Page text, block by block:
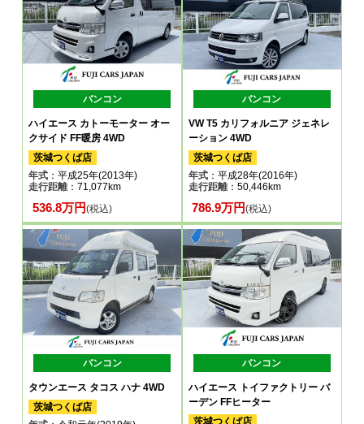
バンコン
ハイエース カトーモーター オー
クサイド FF暖房 4WD
茨城つくば店
年式 ：平成25年(2013年)
走行距離：71,077km
536.8万円(税込)
バンコン
VW T5 カリフォルニア ジェネレ
ーション 4WD
茨城つくば店
年式：平成28年(2016年)
走行距離：50,446km
786.9万円(税込)
バンコン
タウンエース タコス ハナ 4WD
茨城つくば店
バンコン
ハイエース トイファクトリー バ
ーデン FFヒーター
茨城つくば店